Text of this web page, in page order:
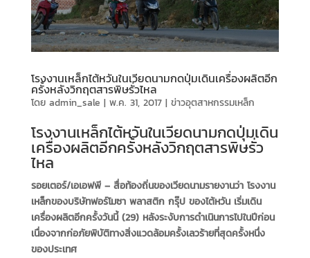
โรงงานเหล็กไต้หวันในเวียดนามกดปุ่มเดินเครื่องผลิตอีก
ครั้งหลังวิกฤตสารพิษรั่วไหล
โดย admin_sale | พ.ค. 31, 2017| ข่าวอุตสาหกรรมเหล็ก
โรงงานเหล็กไต้หวันในเวียดนามกดปุ่มเดิน
เครื่องผลิตอีกครั้งหลังวิกฤตสารพิษรั่ว
ไหล
รอยเตอร์/เอเอฟพี – สื่อท้องถิ่นของเวียดนามรายงานว่า โรงงาน
เหล็กของบริษัทฟอร์โมซา พลาสติก กรุ๊ป ของไต้หวัน เริ่มเดิน
เครื่องผลิตอีกครั้งวันนี้ (29) หลังระงับการดำเนินการไปในปีก่อน
เนื่องจากก่อภัยพิบัติทางสิ่งแวดล้อมครั้งเลวร้ายที่สุดครั้งหนึ่ง
ของประเทศ